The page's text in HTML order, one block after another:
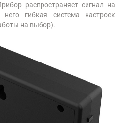
распространяет сигнал на
гибкая система настроек
на выбор).